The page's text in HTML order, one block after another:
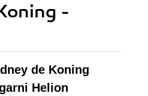
-
de Koning
Helion